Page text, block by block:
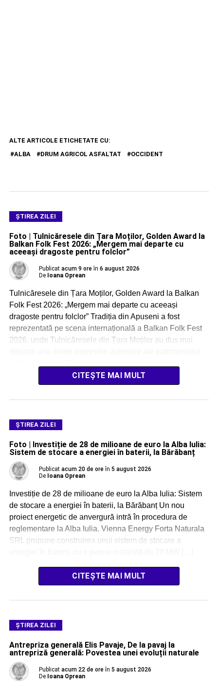
ALTE ARTICOLE ETICHETATE CU:
ALBA
DRUM AGRICOL ASFALTAT OCCIDENT
ŞTIREA ZILEI
Foto | Tulnicăresele din Țara Moților, Golden Award la
Balkan Folk Fest 2026: „Mergem mai departe cu
aceeași dragoste pentru folclor”
Publicat acum 9 ore în 6 august 2026
De Ioana Oprean
Tulnicăresele din Țara Moților, Golden Award la Balkan
Folk Fest 2026: „Mergem mai departe cu aceeași
dragoste pentru folclor” Tradiția din Apuseni a fost
reprezentată pe scena internațională a Balkan Folk Fest
2026, unde Tulnicăresele din Țara Moților au dus mai
CITEȘTE MAI MULT
ŞTIREA ZILEI
Foto | Investiție de 28 de milioane de euro la Alba Iulia:
Sistem de stocare a energiei în baterii, la Bărăbanț
Publicat acum 20 de ore în 5 august 2026
De Ioana Oprean
Investiție de 28 de milioane de euro la Alba Iulia: Sistem
de stocare a energiei în baterii, la Bărăbanț Un nou
proiect energetic de anvergură intră în procedura de
reglementare la Alba Iulia. Vienna Energy Forta Naturala
SRL propune construirea unui sistem de stocare a
CITEȘTE MAI MULT
ŞTIREA ZILEI
Antrepriza generală Elis Pavaje, De la pavaj la
antrepriză generală: Povestea unei evoluții naturale
Publicat acum 22 de ore în 5 august 2026
De Ioana Oprean